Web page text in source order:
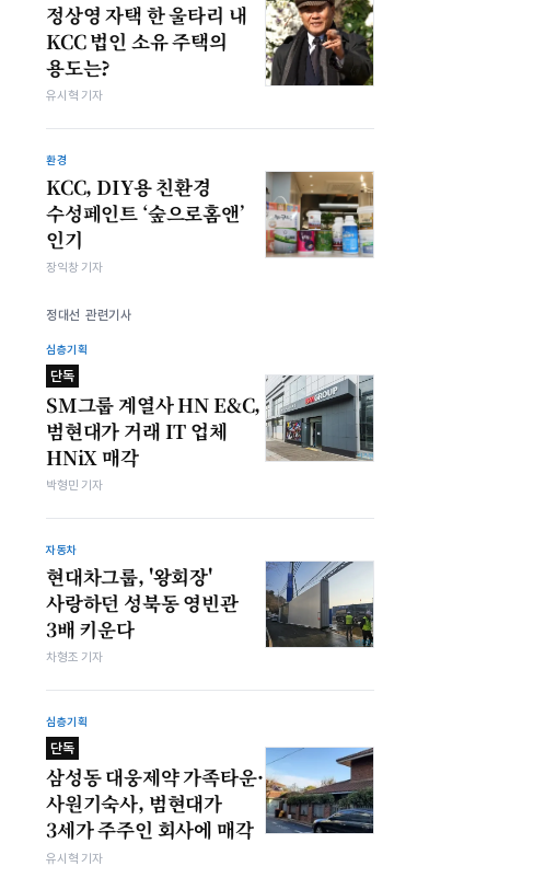
정상영 자택 한 울타리 내
KCC 법인 소유 주택의
용도는?
유시혁 기자
환경
KCC, DIY용 친환경
수성페인트 ‘숲으로홈앤’
인기
장익창 기자
정대선 관련기사
심층기획
단독
SM그룹 계열사 HN E&C,
범현대가 거래 IT 업체
HNiX 매각
박형민 기자
자동차
현대차그룹, '왕회장'
사랑하던 성북동 영빈관
3배 키운다
차형조 기자
심층기획
단독
삼성동 대웅제약 가족타운·
사원기숙사, 범현대가
3세가 주주인 회사에 매각
유시혁 기자